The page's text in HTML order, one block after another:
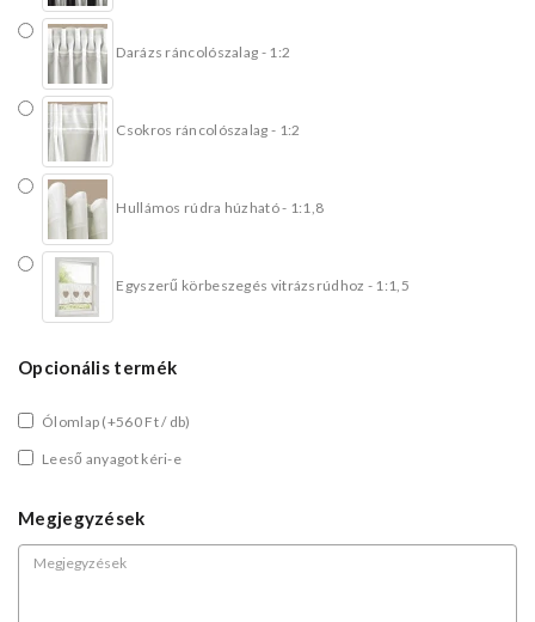
Darázs ráncolószalag - 1:2
Csokros ráncolószalag - 1:2
Hullámos rúdra húzható - 1:1,8
Egyszerű körbeszegés vitrázsrúdhoz - 1:1,5
Opcionális termék
Ólomlap (+560 Ft / db)
Leeső anyagot kéri-e
Megjegyzések